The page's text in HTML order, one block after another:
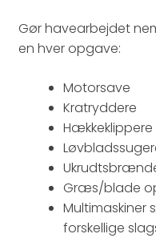
Gør havearbejdet
en hver opgave:​
Motorsave
Kratryddere
Hækkeklippere
Græs/blade
Multimaskiner
forskellige